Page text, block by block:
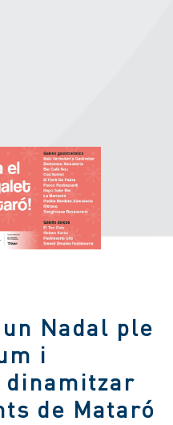
Nadal ple
i
de Mataró